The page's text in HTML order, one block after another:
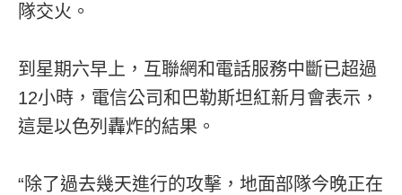
隊交火。
到星期六早上，互聯網和電話服務中斷已超過
12小時，電信公司和巴勒斯坦紅新月會表示，
這是以色列轟炸的結果。
“除了過去幾天進行的攻擊，地面部隊今晚正在